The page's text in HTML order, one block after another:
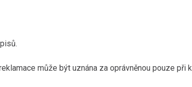
může být uznána za oprávněnou pouze při